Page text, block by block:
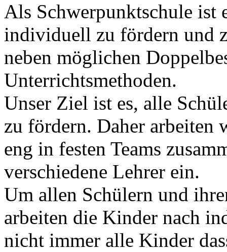
Als Schwerpunktschule ist
individuell zu fördern und
neben möglichen
Unterrichtsmethoden.
Unser Ziel ist es, alle
zu fördern. Daher arbeiten
eng in festen Teams
verschiedene Lehrer ein.
Um allen Schülern und
arbeiten die Kinder nach
nicht immer alle Kinder